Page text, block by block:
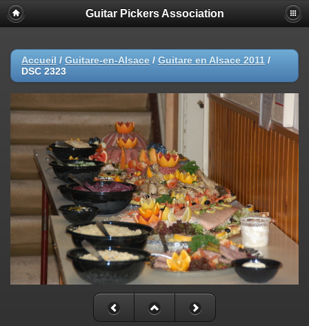
Guitar Pickers Association
Accueil / Guitare-en-Alsace / Guitare en Alsace 2011 /
DSC 2323